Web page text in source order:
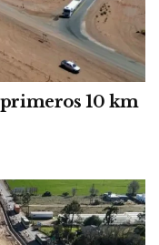
10 km